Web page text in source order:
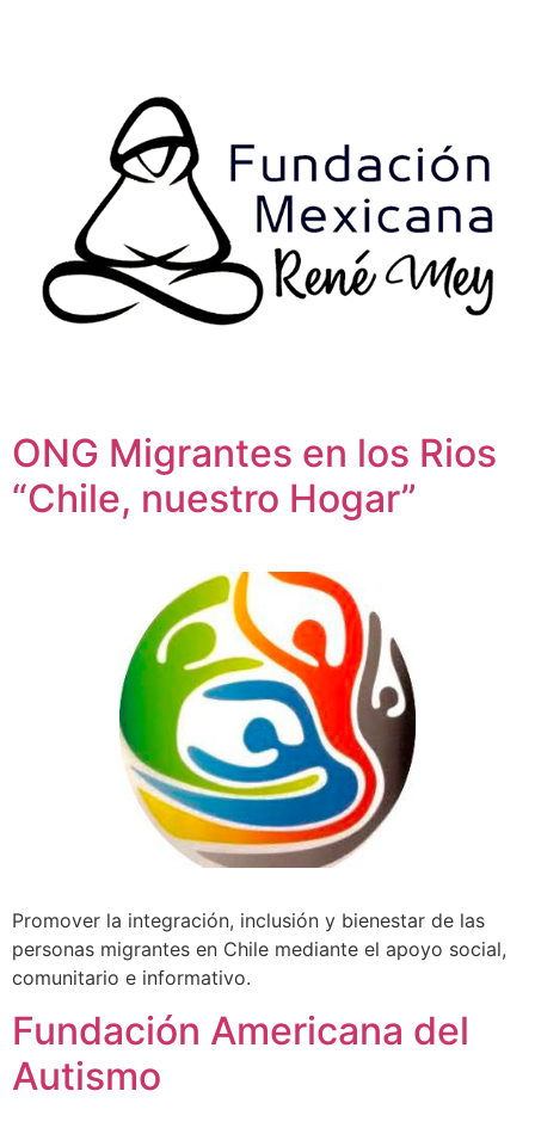
ONG Migrantes en los Rios
“Chile, nuestro Hogar”
Promover la integración, inclusión y bienestar de las
personas migrantes en Chile mediante el apoyo social,
comunitario e informativo.
Fundación Americana del
Autismo